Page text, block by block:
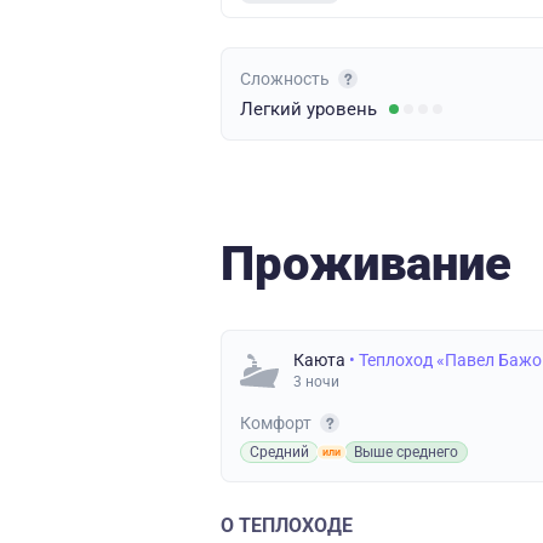
Сложность
Легкий уровень
Проживание
Каюта • Теплоход «Павел
3 ночи
Комфорт
Средний Выше среднего
О ТЕПЛОХОДЕ